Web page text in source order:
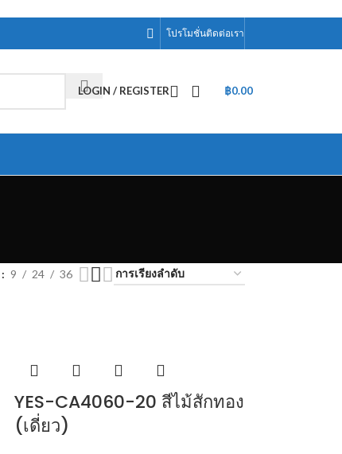
โปรโมชั่นติดต่อเรา
LOGIN / REGISTER ฿0.00
9 24 36
YES-CA4060-20 สีไม้สักทอง
(เดี่ยว)